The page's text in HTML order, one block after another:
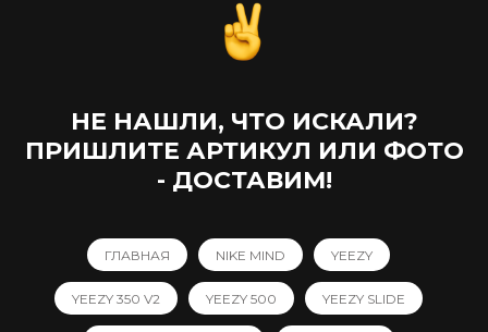
НЕ НАШЛИ, ЧТО ИСКАЛИ?
ПРИШЛИТЕ АРТИКУЛ ИЛИ ФОТО
- ДОСТАВИМ!
ГЛАВНАЯ NIKE MIND YEEZY
YEEZY 350 V2 YEEZY 500 YEEZY SLIDE